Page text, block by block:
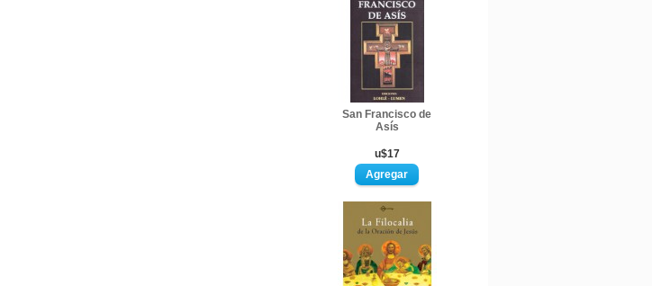
San Francisco de
Asís
u$17